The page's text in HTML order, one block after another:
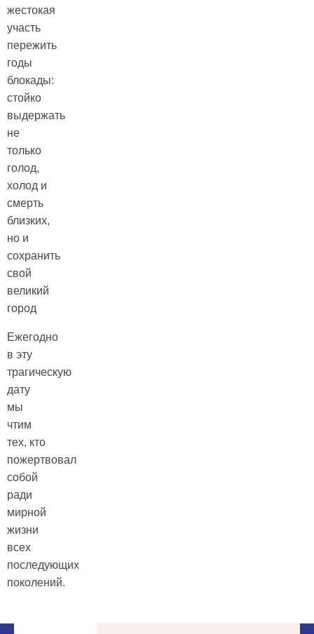
жестокая
участь
пережить
годы
блокады:
стойко
выдержать
не
только
голод,
холод и
смерть
близких,
но и
сохранить
свой
великий
город
Ежегодно
в эту
трагическую
дату
мы
чтим
тех, кто
пожертвовал
собой
ради
мирной
жизни
всех
последующих
поколений.